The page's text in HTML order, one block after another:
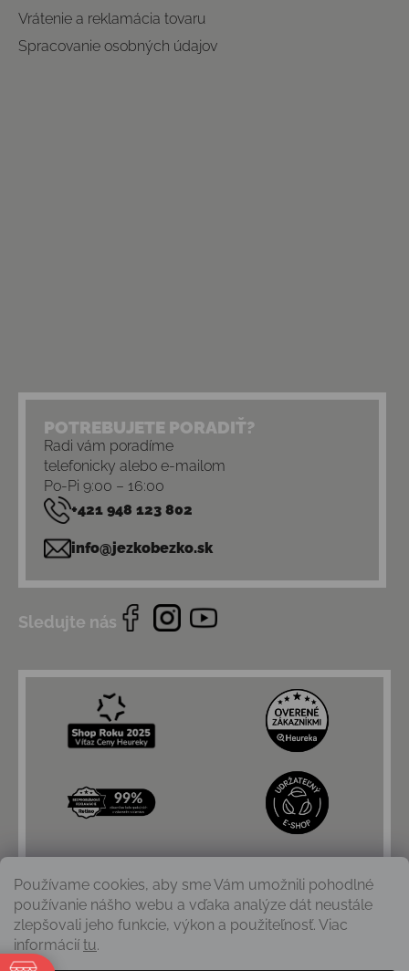
Používame cookies, aby sme Vám umožnili pohodlné
používanie nášho webu a vďaka analýze dát neustále
zlepšovali jeho funkcie, výkon a použiteľnosť. Viac
informácií tu.
Vrátenie a reklamácia tovaru
Spracovanie osobných údajov
POTREBUJETE PORADIŤ?
Radi vám poradíme
telefonicky alebo e-mailom
Po-Pi 9:00 – 16:00
+421 948 123 802
info@jezkobezko.sk
Sledujte nás